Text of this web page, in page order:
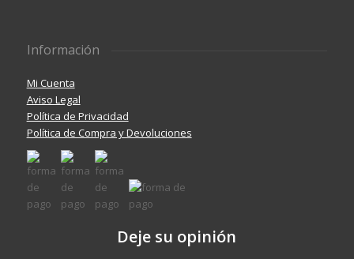
Información
Mi Cuenta
Aviso Legal
Política de Privacidad
Política de Compra y Devoluciones
Deje su opinión